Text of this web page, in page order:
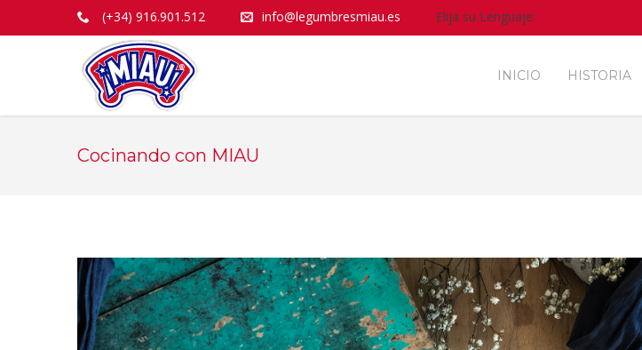
(+34) 916.901.512 info@legumbresmiau.es Elija su Lenguaje:
INICIO HISTORIA
Cocinando con MIAU